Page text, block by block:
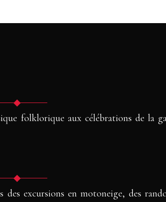
folklorique aux célébrations de la
des excursions en motoneige, des